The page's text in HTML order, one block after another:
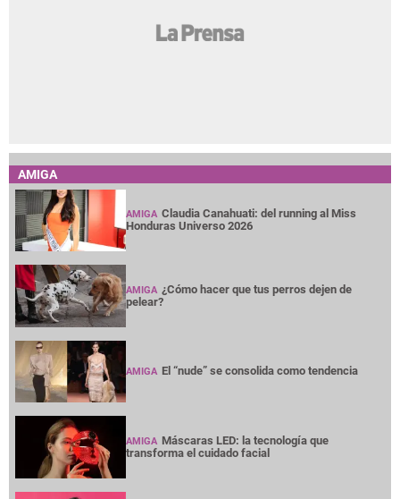
AMIGA
AMIGA Claudia Canahuati: del running al Miss
Honduras Universo 2026
AMIGA ¿Cómo hacer que tus perros dejen de
pelear?
AMIGA El “nude” se consolida como tendencia
AMIGA Máscaras LED: la tecnología que
transforma el cuidado facial